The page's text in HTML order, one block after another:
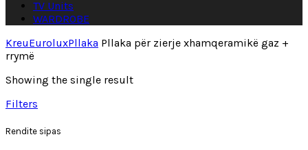
TV Units
WARDROBE
KreuEuroluxPllaka Pllaka për zierje xhamqeramikë gaz +
rrymë
Showing the single result
Filters
Rendite sipas